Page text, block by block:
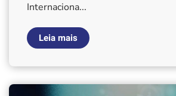
Internaciona...
Leia mais